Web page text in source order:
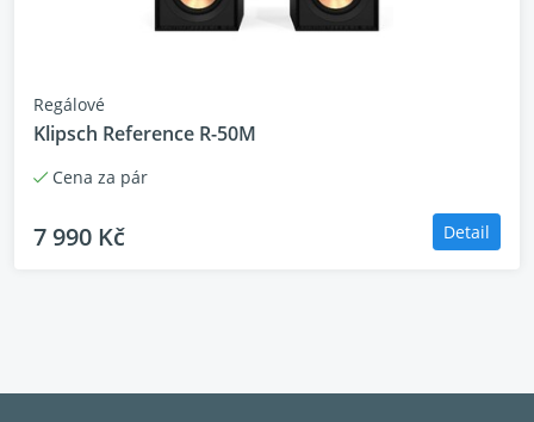
Baterie: Rechargeable Lithium 7.4V / 2200mAh
Regálové
Klipsch Reference R-50M
Cena za pár
7 990 Kč Detail